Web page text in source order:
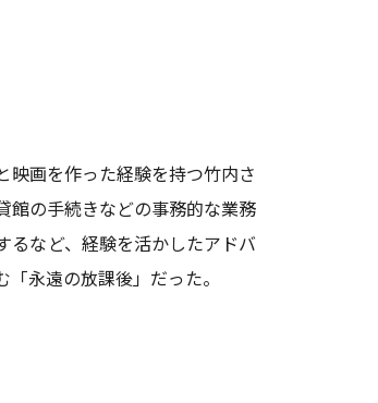
映画を作った経験を持つ竹内さ
館の手続きなどの事務的な業務
るなど、経験を活かしたアドバ
永遠の放課後」だった。